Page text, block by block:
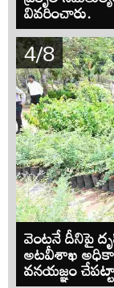
వివరించారు.
4/8
వెంటనే దీనిపై
అటవీశాఖ
వనయజ్ఞం